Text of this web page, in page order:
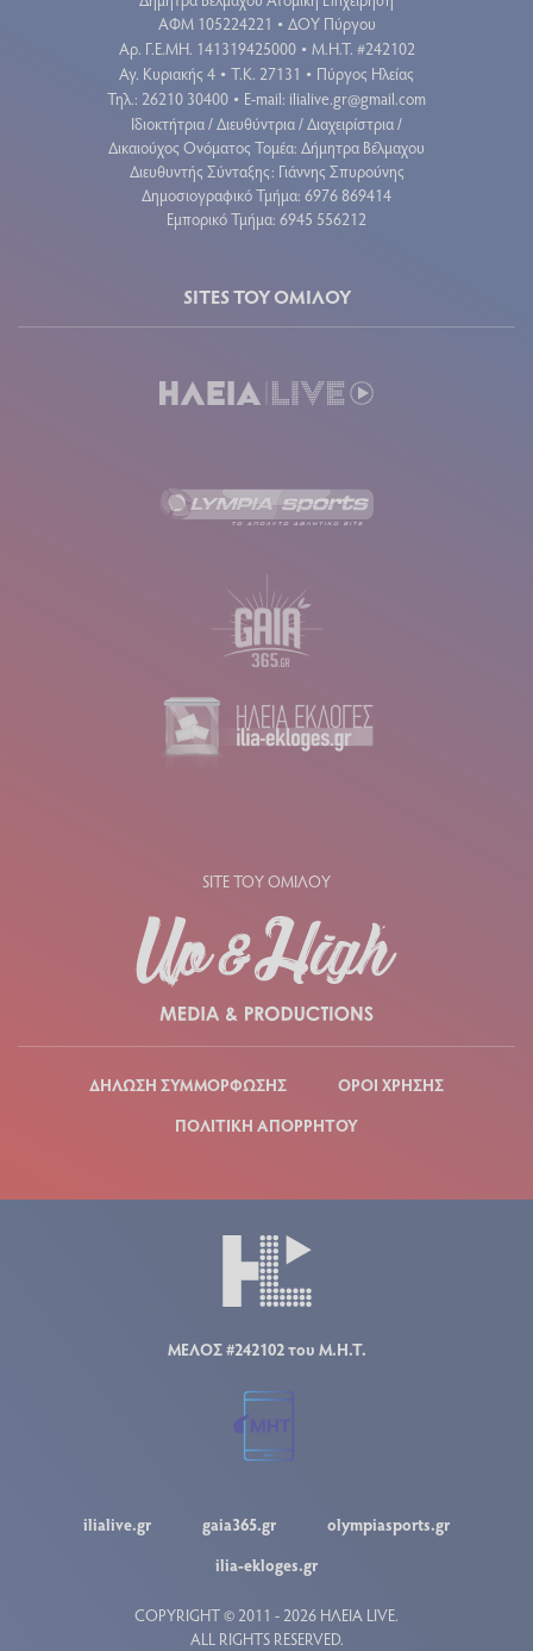
ΑΦΜ 105224221 • ΔΟΥ Πύργου
Aρ. Γ.Ε.ΜΗ. 141319425000 • Μ.Η.Τ. #242102
Αγ. Κυριακής 4 • Τ.Κ. 27131 • Πύργος Ηλείας
Τηλ.: 26210 30400 • E-mail: ilialive.gr@gmail.com
Ιδιοκτήτρια / Διευθύντρια / Διαχειρίστρια /
Δικαιούχος Ονόματος Τομέα: Δήμητρα Βέλμαχου
Διευθυντής Σύνταξης: Γιάννης Σπυρούνης
Δημοσιογραφικό Τμήμα: 6976 869414
Εμπορικό Τμήμα: 6945 556212
SITES ΤΟΥ ΟΜΙΛΟΥ
SITE ΤΟΥ ΟΜΙΛΟΥ
ΔΗΛΩΣΗ ΣΥΜΜΟΡΦΩΣΗΣ
ΟΡΟΙ ΧΡΗΣΗΣ
ΠΟΛΙΤΙΚΗ ΑΠΟΡΡΗΤΟΥ
ΜΕΛΟΣ #242102 του Μ.Η.Τ.
ilialive.gr gaia365.gr
olympiasports.gr
ilia-ekloges.gr
COPYRIGHT © 2011 - 2026 ΗΛΕΙΑ LIVE.
ALL RIGHTS RESERVED.